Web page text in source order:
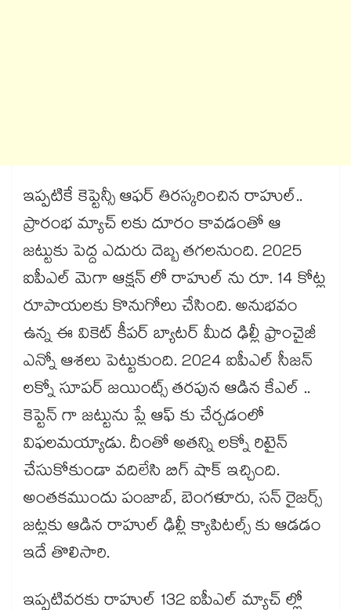
ఇప్పటికే కెప్టెన్సీ ఆఫర్ తిరస్కరించిన రాహుల్..
ప్రారంభ మ్యాచ్ లకు దూరం కావడంతో ఆ
జట్టుకు పెద్ద ఎదురు దెబ్బ తగలనుంది. 2025
ఐపీఎల్ మెగా ఆక్షన్ లో రాహుల్ ను రూ. 14 కోట్ల
రూపాయలకు కొనుగోలు చేసింది. అనుభవం
ఉన్న ఈ వికెట్ కీపర్ బ్యాటర్ మీద ఢిల్లీ ఫ్రాంచైజీ
ఎన్నో ఆశలు పెట్టుకుంది. 2024 ఐపీఎల్ సీజన్
లక్నో సూపర్ జయింట్స్ తరపున ఆడిన కేఎల్ ..
కెప్టెన్ గా జట్టును ప్లే ఆఫ్ కు చేర్చడంలో
విఫలమయ్యాడు. దీంతో అతన్ని లక్నో రిటైన్
చేసుకోకుండా వదిలేసి బిగ్ షాక్ ఇచ్చింది.
అంతకముందు పంజాబ్, బెంగళూరు, సన్ రైజర్స్
జట్లకు ఆడిన రాహుల్ ఢిల్లీ క్యాపిటల్స్ కు ఆడడం
ఇదే తొలిసారి.
ఇప్పటివరకు రాహుల్ 132 ఐపీఎల్ మ్యాచ్ ల్లో